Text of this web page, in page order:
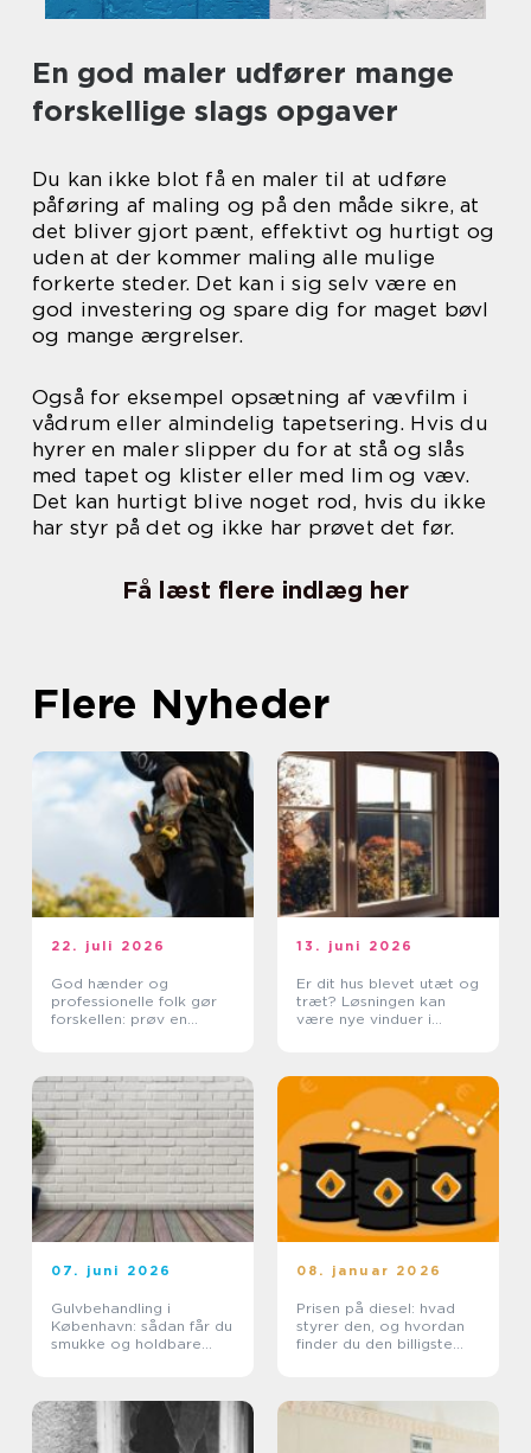
En god maler udfører mange
forskellige slags opgaver
Du kan ikke blot få en maler til at udføre
påføring af maling og på den måde sikre, at
det bliver gjort pænt, effektivt og hurtigt og
uden at der kommer maling alle mulige
forkerte steder. Det kan i sig selv være en
god investering og spare dig for maget bøvl
og mange ærgrelser.
Også for eksempel opsætning af vævfilm i
vådrum eller almindelig tapetsering. Hvis du
hyrer en maler slipper du for at stå og slås
med tapet og klister eller med lim og væv.
Det kan hurtigt blive noget rod, hvis du ikke
har styr på det og ikke har prøvet det før.
Få læst flere indlæg her
Flere Nyheder
22. juli 2026
God hænder og
professionelle folk gør
forskellen: prøv en
13. juni 2026
Er dit hus blevet utæt og
træt? Løsningen kan
være nye vinduer i
07. juni 2026
Gulvbehandling i
København: sådan får du
smukke og holdbare
08. januar 2026
Prisen på diesel: hvad
styrer den, og hvordan
finder du den billigste